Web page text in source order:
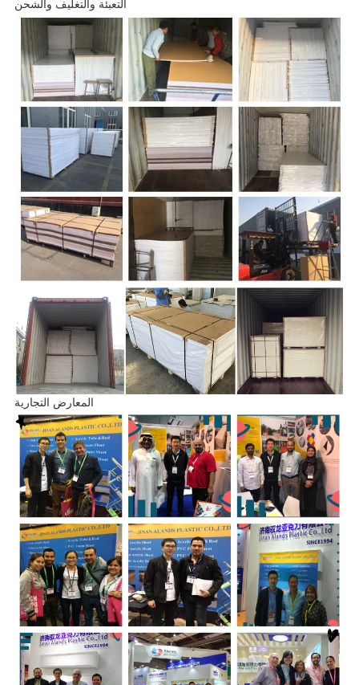
التعبئة والتغليف والشحن
المعارض التجارية